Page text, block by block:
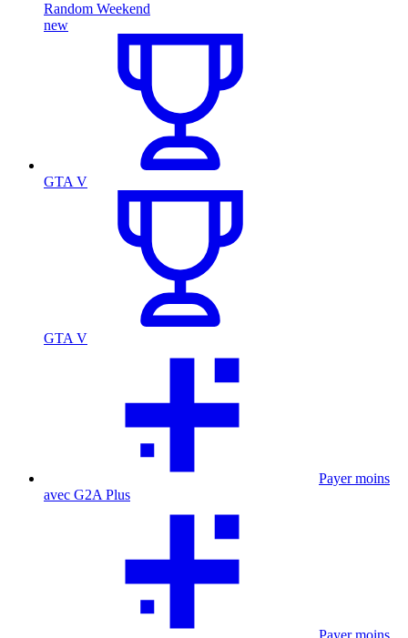
Random Weekend
new
GTA V
GTA V
Payer moins
avec G2A Plus
Payer moins